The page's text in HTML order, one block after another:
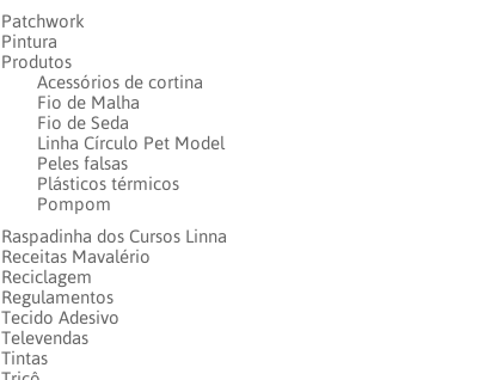
Patchwork
Pintura
Produtos
Acessórios de cortina
Fio de Malha
Fio de Seda
Linha Círculo Pet Model
Peles falsas
Plásticos térmicos
Pompom
Raspadinha dos Cursos Linna
Receitas Mavalério
Reciclagem
Regulamentos
Tecido Adesivo
Televendas
Tintas